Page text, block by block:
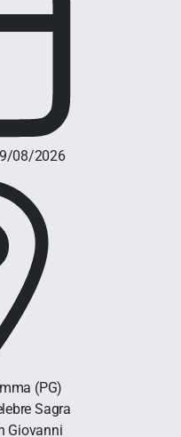
08/2026
(PG)
Sagra
Giovanni